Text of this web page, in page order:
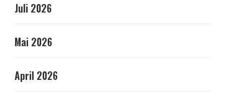
Juli 2026
Mai 2026
April 2026